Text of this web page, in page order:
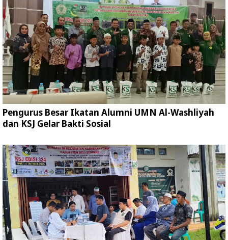
Pengurus Besar Ikatan Alumni UMN Al-Washliyah
dan KSJ Gelar Bakti Sosial